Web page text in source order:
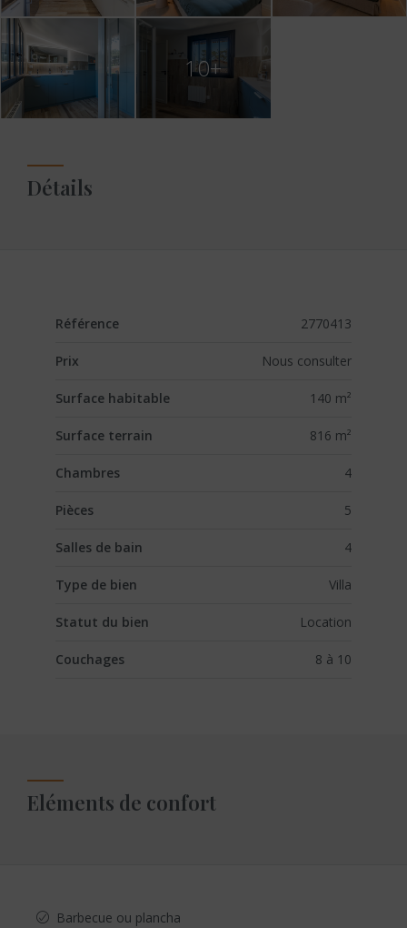
10+
Détails
Référence 2770413
Prix Nous consulter
Surface habitable 140 m²
Surface terrain 816 m²
Chambres 4
Pièces 5
Salles de bain 4
Type de bien Villa
Statut du bien Location
Couchages 8 à 10
Eléments de confort
Barbecue ou plancha